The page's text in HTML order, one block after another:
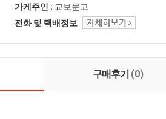
가게주인 : 교보문고
전화 및 택배정보
구매후기 (0)